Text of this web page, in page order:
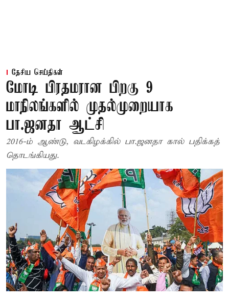
தேசிய செய்திகள்
மோடி பிரதமரான பிறகு 9
மாநிலங்களில் முதல்முறையாக
பா.ஜனதா ஆட்சி
2016-ம் ஆண்டு, வடகிழக்கில் பா.ஜனதா கால் பதிக்கத்
தொடங்கியது.